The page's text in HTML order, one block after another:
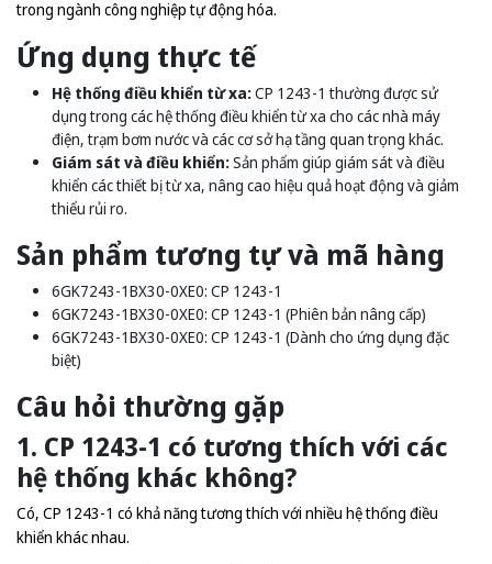
trong ngành công nghiệp tự động hóa.
Ứng dụng thực tế
Hệ thống điều khiển từ xa:CP 1243-1 thường được sử
dụng trong các hệ thống điều khiển từ xa cho các nhà máy
điện, trạm bơm nước và các cơ sở hạ tầng quan trọng khác.
Giám sát và điều khiển:Sản phẩm giúp giám sát và điều
khiển các thiết bị từ xa, nâng cao hiệu quả hoạt động và giảm
thiểu rủi ro.
Sản phẩm tương tự và mã hàng
6GK7243-1BX30-0XE0: CP 1243-1
6GK7243-1BX30-0XE0: CP 1243-1 (Phiên bản nâng cấp)
6GK7243-1BX30-0XE0: CP 1243-1 (Dành cho ứng dụng đặc
biệt)
Câu hỏi thường gặp
1. CP 1243-1 có tương thích với các
hệ thống khác không?
Có, CP 1243-1 có khả năng tương thích với nhiều hệ thống điều
khiển khác nhau.